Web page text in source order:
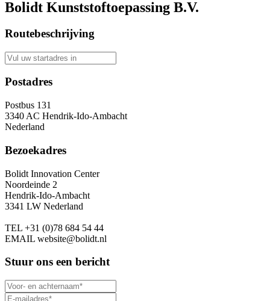
Bolidt Kunststoftoepassing B.V.
Routebeschrijving
Postadres
Postbus 131
3340 AC Hendrik-Ido-Ambacht
Nederland
Bezoekadres
Bolidt Innovation Center
Noordeinde 2
Hendrik-Ido-Ambacht
3341 LW Nederland
TEL +31 (0)78 684 54 44
EMAIL website@bolidt.nl
Stuur ons een bericht